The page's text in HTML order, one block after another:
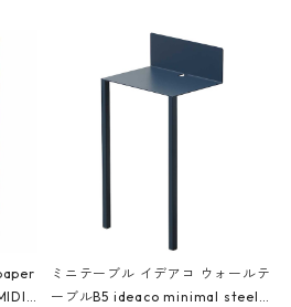
ミニテーブル イデアコ ウォールテ
ーブルB5 ideaco minimal steel f